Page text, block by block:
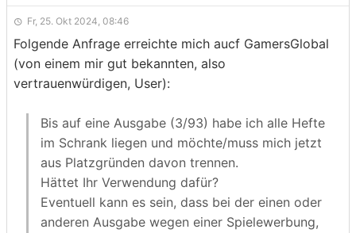
Hat jemand Interesse daran?
Fr, 25. Okt 2024, 08:46
Folgende Anfrage erreichte mich aucf GamersGlobal
(von einem mir gut bekannten, also
vertrauenwürdigen, User):
Bis auf eine Ausgabe (3/93) habe ich alle Hefte
im Schrank liegen und möchte/muss mich jetzt
aus Platzgründen davon trennen.
Hättet Ihr Verwendung dafür?
Eventuell kann es sein, dass bei der einen oder
anderen Ausgabe wegen einer Spielewerbung,